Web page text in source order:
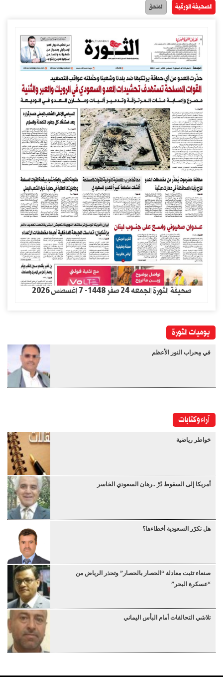
الصحيفة الورقية الملحق
صحيفة الثورة الجمعه 24 صفر 1448- 7 اغسطس 2026
يوميات الثورة
في مِحراب النور الأعظم
آراء وكتابات
خواطر رياضية
أمريكا إلى السقوط دُرْ ..رهان السعودي الخاسر
هل تكرّر السعودية أخطاءها؟
صنعاء تثبت معادلة “الحصار بالحصار” وتحذر الرياض من
“عسكرة البحر”
تلاشي التحالفات أمام البأس اليماني